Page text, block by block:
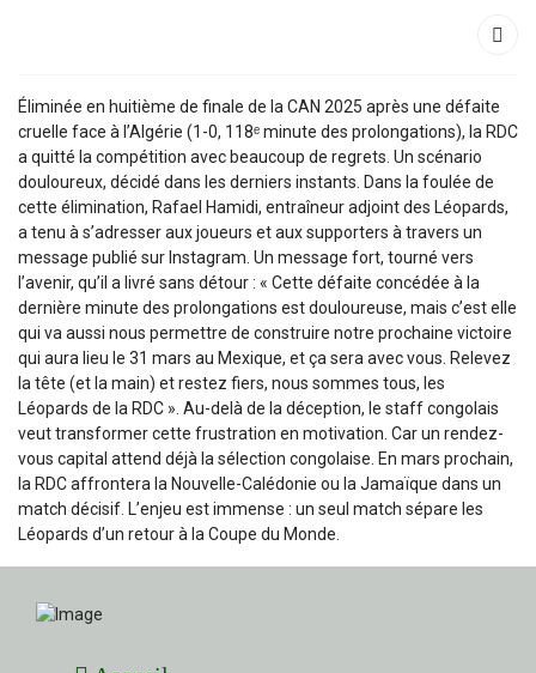
Éliminée en huitième de finale de la CAN 2025 après une défaite
cruelle face à l’Algérie (1-0, 118ᵉ minute des prolongations), la RDC
a quitté la compétition avec beaucoup de regrets. Un scénario
douloureux, décidé dans les derniers instants. Dans la foulée de
cette élimination, Rafael Hamidi, entraîneur adjoint des Léopards,
a tenu à s’adresser aux joueurs et aux supporters à travers un
message publié sur Instagram. Un message fort, tourné vers
l’avenir, qu’il a livré sans détour : « Cette défaite concédée à la
dernière minute des prolongations est douloureuse, mais c’est elle
qui va aussi nous permettre de construire notre prochaine victoire
qui aura lieu le 31 mars au Mexique, et ça sera avec vous. Relevez
la tête (et la main) et restez fiers, nous sommes tous, les
Léopards de la RDC ». Au-delà de la déception, le staff congolais
veut transformer cette frustration en motivation. Car un rendez-
vous capital attend déjà la sélection congolaise. En mars prochain,
la RDC affrontera la Nouvelle-Calédonie ou la Jamaïque dans un
match décisif. L’enjeu est immense : un seul match sépare les
Léopards d’un retour à la Coupe du Monde.